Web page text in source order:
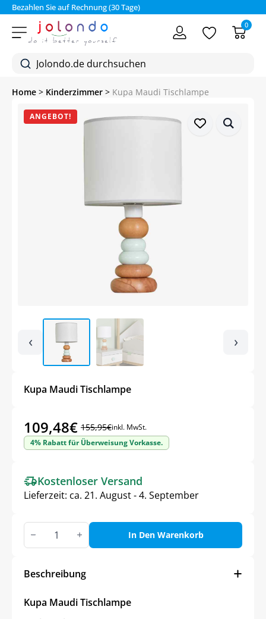
Bezahlen Sie auf Rechnung (30 Tage)
0
Home > Kinderzimmer > Kupa Maudi Tischlampe
ANGEBOT!
‹ ›
Kupa Maudi Tischlampe
155,95€
Ursprünglicher
Preis
155,95€
109,48€
Aktueller
Preis
109,48€.
inkl. MwSt.
4% Rabatt für Überweisung Vorkasse.
Kostenloser Versand
Lieferzeit: ca. 21. August - 4. September
Kupa
Maudi
Tischlampe
In Den Warenkorb
Beschreibung
Kupa Maudi Tischlampe